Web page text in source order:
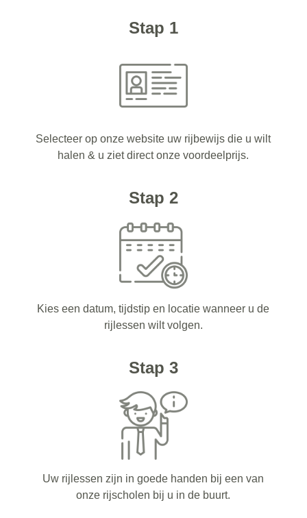
Stap 1
Selecteer op onze website uw rijbewijs die u wilt
halen & u ziet direct onze voordeelprijs.
Stap 2
Kies een datum, tijdstip en locatie wanneer u de
rijlessen wilt volgen.
Stap 3
Uw rijlessen zijn in goede handen bij een van
onze rijscholen bij u in de buurt.